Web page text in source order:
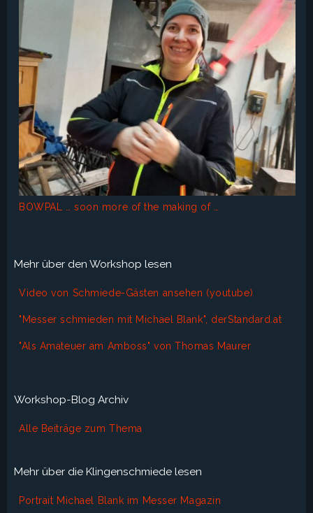
BOWPAL … soon more of the making of …
Mehr über den Workshop lesen
Video von Schmiede-Gästen ansehen (youtube)
"Messer schmieden mit Michael Blank", derStandard.at
"Als Amateuer am Amboss" von Thomas Maurer
Workshop-Blog Archiv
Alle Beiträge zum Thema
Mehr über die Klingenschmiede lesen
Portrait Michael Blank im Messer Magazin